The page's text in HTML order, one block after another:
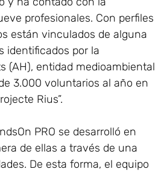
profesionales. Con perfiles
están vinculados de alguna
identificados por la
(AH), entidad medioambiental
3.000 voluntarios al año en
Rius”.
PRO se desarrolló en
de ellas a través de una
De esta forma, el equipo